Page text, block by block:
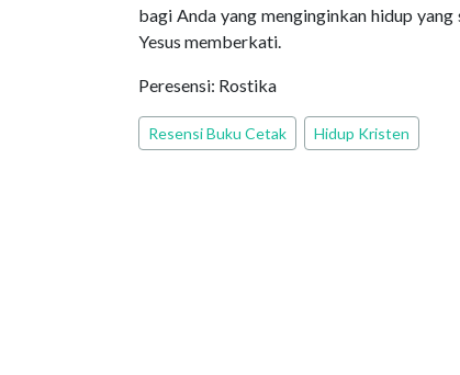
bagi Anda yang menginginkan hidup
Yesus memberkati.
Peresensi: Rostika
Resensi Buku Cetak Hidup Kristen